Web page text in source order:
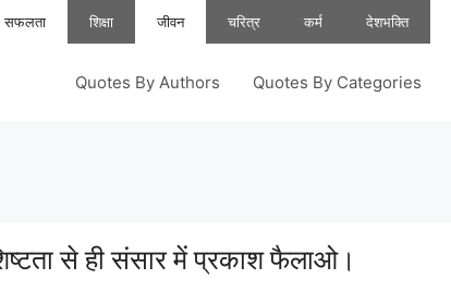
सफलता शिक्षा जीवन चरित्र कर्म देशभक्ति
Quotes By Authors Quotes By Categories
से ही संसार में प्रकाश फैलाओ।